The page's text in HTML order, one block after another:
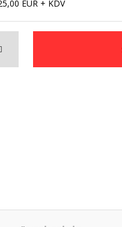
EUR + KDV